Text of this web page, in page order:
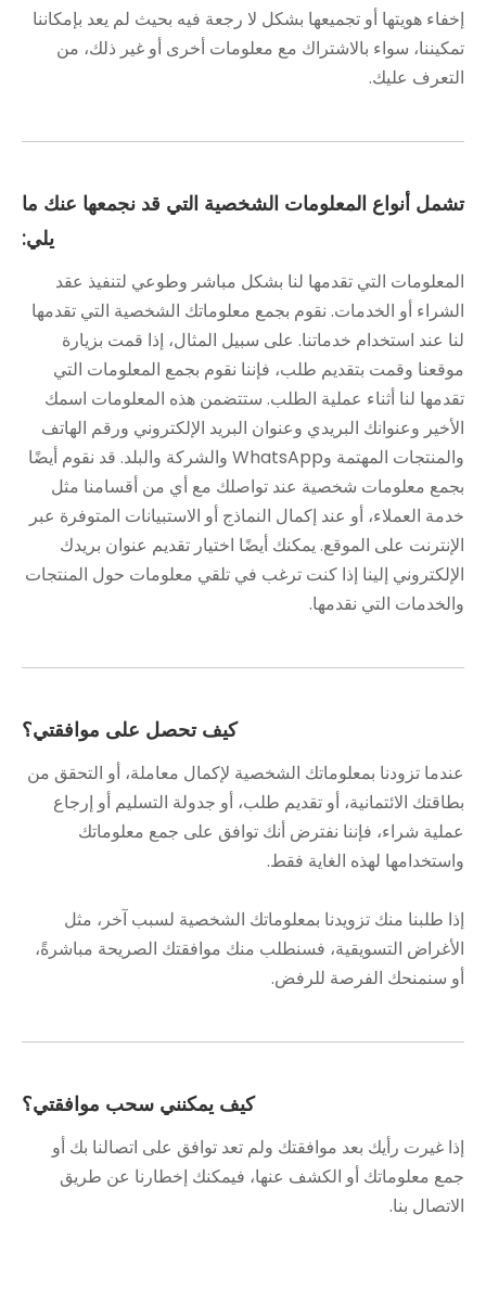
إخفاء هويتها أو تجميعها بشكل لا رجعة فيه بحيث لم يعد بإمكاننا
تمكيننا، سواء بالاشتراك مع معلومات أخرى أو غير ذلك، من
التعرف عليك.
تشمل أنواع المعلومات الشخصية التي قد نجمعها عنك ما
يلي:
المعلومات التي تقدمها لنا بشكل مباشر وطوعي لتنفيذ عقد
الشراء أو الخدمات. نقوم بجمع معلوماتك الشخصية التي تقدمها
لنا عند استخدام خدماتنا. على سبيل المثال، إذا قمت بزيارة
موقعنا وقمت بتقديم طلب، فإننا نقوم بجمع المعلومات التي
تقدمها لنا أثناء عملية الطلب. ستتضمن هذه المعلومات اسمك
الأخير وعنوانك البريدي وعنوان البريد الإلكتروني ورقم الهاتف
والمنتجات المهتمة وWhatsApp والشركة والبلد. قد نقوم أيضًا
بجمع معلومات شخصية عند تواصلك مع أي من أقسامنا مثل
خدمة العملاء، أو عند إكمال النماذج أو الاستبيانات المتوفرة عبر
الإنترنت على الموقع. يمكنك أيضًا اختيار تقديم عنوان بريدك
الإلكتروني إلينا إذا كنت ترغب في تلقي معلومات حول المنتجات
والخدمات التي نقدمها.
كيف تحصل على موافقتي؟
عندما تزودنا بمعلوماتك الشخصية لإكمال معاملة، أو التحقق من
بطاقتك الائتمانية، أو تقديم طلب، أو جدولة التسليم أو إرجاع
عملية شراء، فإننا نفترض أنك توافق على جمع معلوماتك
واستخدامها لهذه الغاية فقط.
إذا طلبنا منك تزويدنا بمعلوماتك الشخصية لسبب آخر، مثل
الأغراض التسويقية، فسنطلب منك موافقتك الصريحة مباشرةً،
أو سنمنحك الفرصة للرفض.
كيف يمكنني سحب موافقتي؟
إذا غيرت رأيك بعد موافقتك ولم تعد توافق على اتصالنا بك أو
جمع معلوماتك أو الكشف عنها، فيمكنك إخطارنا عن طريق
الاتصال بنا.